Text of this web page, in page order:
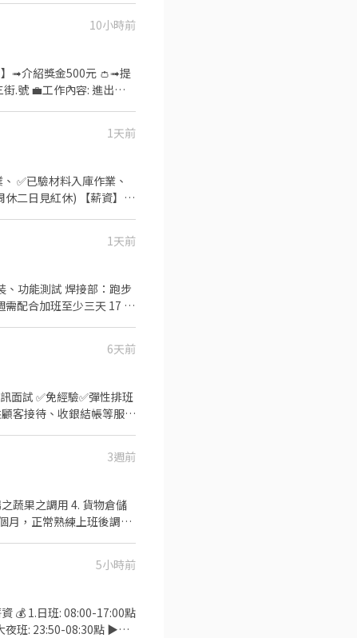
10小時前
➟介紹獎金500元 👛➟提
1天前
✅已驗材料入庫作業、
二日見紅休) 【薪資】
醫院，任職滿2週補貼)
【 應徵方式 】
➡️火速找嘉嘉
1天前
功能測試 焊接部：跑步
配合加班至少三天 17 :
此職缺 ⭐ 也可以加官
6天前
台中北屯 - 智取店：台
屯區松竹路二段227號 北
號 西屯何厝店：台中
號 西屯福星店：台中市
3週前
5小時前
夜班: 23:50-08:30點 ▶︎薪